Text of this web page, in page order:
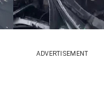
ADVERTISEMENT